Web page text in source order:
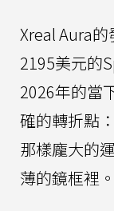
Xreal Aura
2195美元的
2026年的當
確的轉折點
那樣龐大的
薄的鏡框裡。